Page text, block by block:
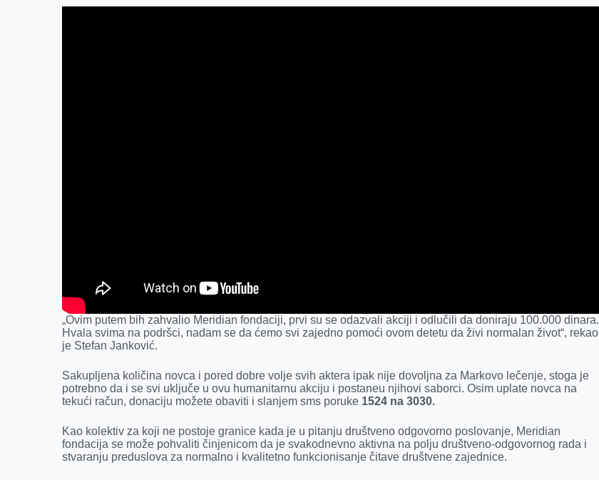
„Ovim putem bih zahvalio Meridian fondaciji, prvi su se odazvali akciji i odlučili da doniraju 100.000 dinara.
Hvala svima na podršci, nadam se da ćemo svi zajedno pomoći ovom detetu da živi normalan život“, rekao
je Stefan Janković.
Sakupljena količina novca i pored dobre volje svih aktera ipak nije dovoljna za Markovo lečenje, stoga je
potrebno da i se svi uključe u ovu humanitarnu akciju i postaneu njihovi saborci. Osim uplate novca na
tekući račun, donaciju možete obaviti i slanjem sms poruke 1524 na 3030.
Kao kolektiv za koji ne postoje granice kada je u pitanju društveno odgovorno poslovanje, Meridian
fondacija se može pohvaliti činjenicom da je svakodnevno aktivna na polju društveno-odgovornog rada i
stvaranju preduslova za normalno i kvalitetno funkcionisanje čitave društvene zajednice.